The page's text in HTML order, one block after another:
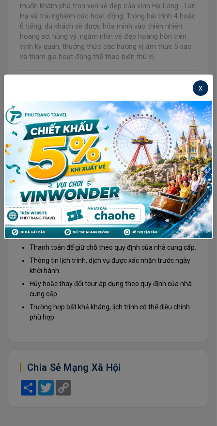
muốn khám phá trọn vẹn vẻ đẹp của vịnh Hạ Long - Lan
Hạ và trải nghiệm các hoạt động. Trong hải trình 4 hoặc
6 tiếng, du khách sẽ được hòa mình vào thiên nhiên
hoang sơ, hùng vỹ, ngắm nhìn vẻ đẹp hoàng hôn trên
vịnh kỳ quan, thưởng thức các hương vị ẩm thực 5 sao
và tham gia hoạt động thể thao biển thú vị.
Tư vấn rõ ràng, không phát sinh
Hợp đồng điện tử, xuất hoá đơn đầy đủ
Tư Vấn Ngay
Đặt Ngay
Chính Sách
Thanh toán để giữ chỗ theo quy định của nhà cung cấp.
Thông tin lịch trình, dịch vụ được xác nhận trước ngày
khởi hành.
Hủy hoặc thay đổi tour áp dụng theo quy định của nhà
cung cấp.
Trường hợp bất khả kháng, lịch trình có thể điều chỉnh
phù hợp
Chia Sẻ Mạng Xã Hội
S
T
w
x